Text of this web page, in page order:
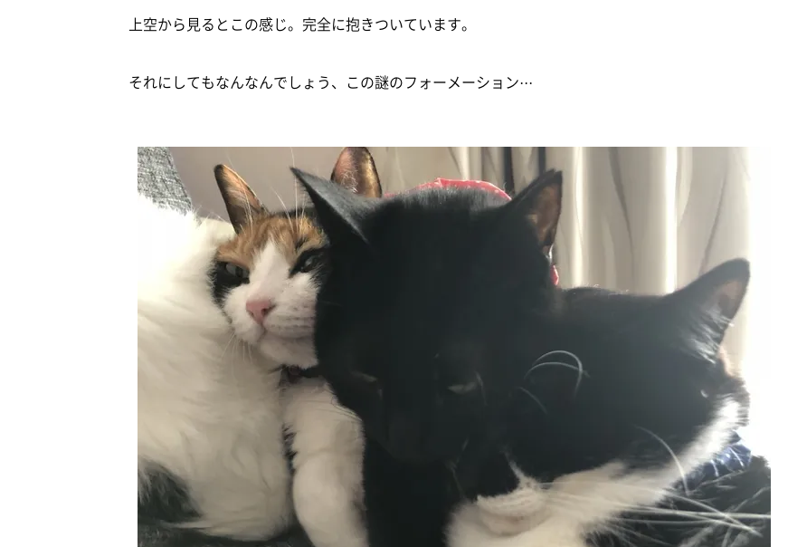
上空から見るとこの感じ。完全に抱きついています。
それにしてもなんなんでしょう、この謎のフォーメーション···